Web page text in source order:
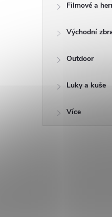
Filmové a
Východní
Outdoor
Luky a kuše
Více